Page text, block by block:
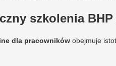
szkolenia
dla pracowników obejmuje